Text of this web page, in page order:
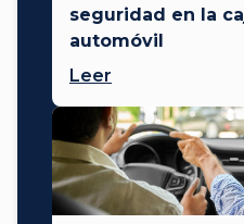
seguridad en la
automóvil
Leer